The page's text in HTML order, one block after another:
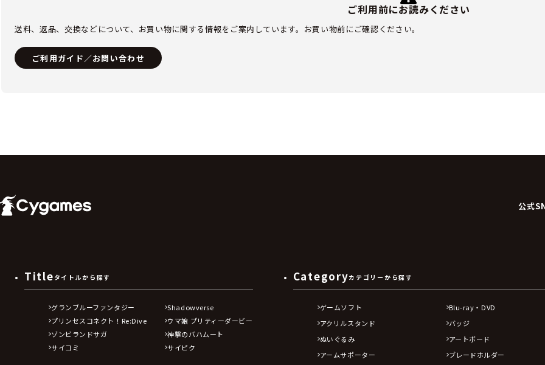
ご利用前にお読みください
送料、返品、交換などについて、お買い物に関する情報をご案内しています。お買い物前にご確認ください。
ご利用ガイド／お問い合わせ
公式
Title タイトルから探す
グランブルーファンタジー
Shadowverse
プリンセスコネクト！Re:Dive
ウマ娘 プリティーダービー
ゾンビランドサガ
神撃のバハムート
サイコミ
サイピク
Categoryカテゴリーから探す
ゲームソフト Blu-ray・DVD
アクリルスタンド
バッジ
ぬいぐるみ
アートボード
アームサポーター
ブレードホルダー